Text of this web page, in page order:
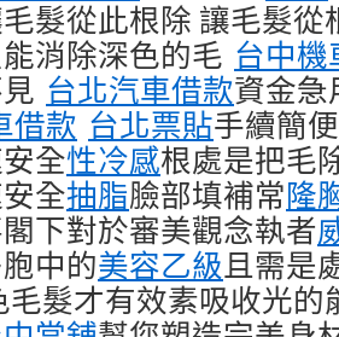
髮從此根除 讓毛髮
消除深色的毛 台中機
台北汽車借款資金急
借款 台北票貼手續簡
全性冷感根處是把毛
全抽脂臉部填補常隆
下對於審美觀念執者
中的美容乙級且需是
毛髮才有效素吸收光